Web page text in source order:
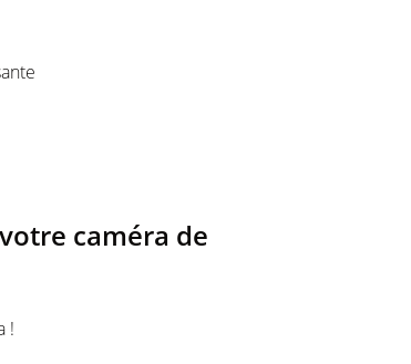
caméra de
!